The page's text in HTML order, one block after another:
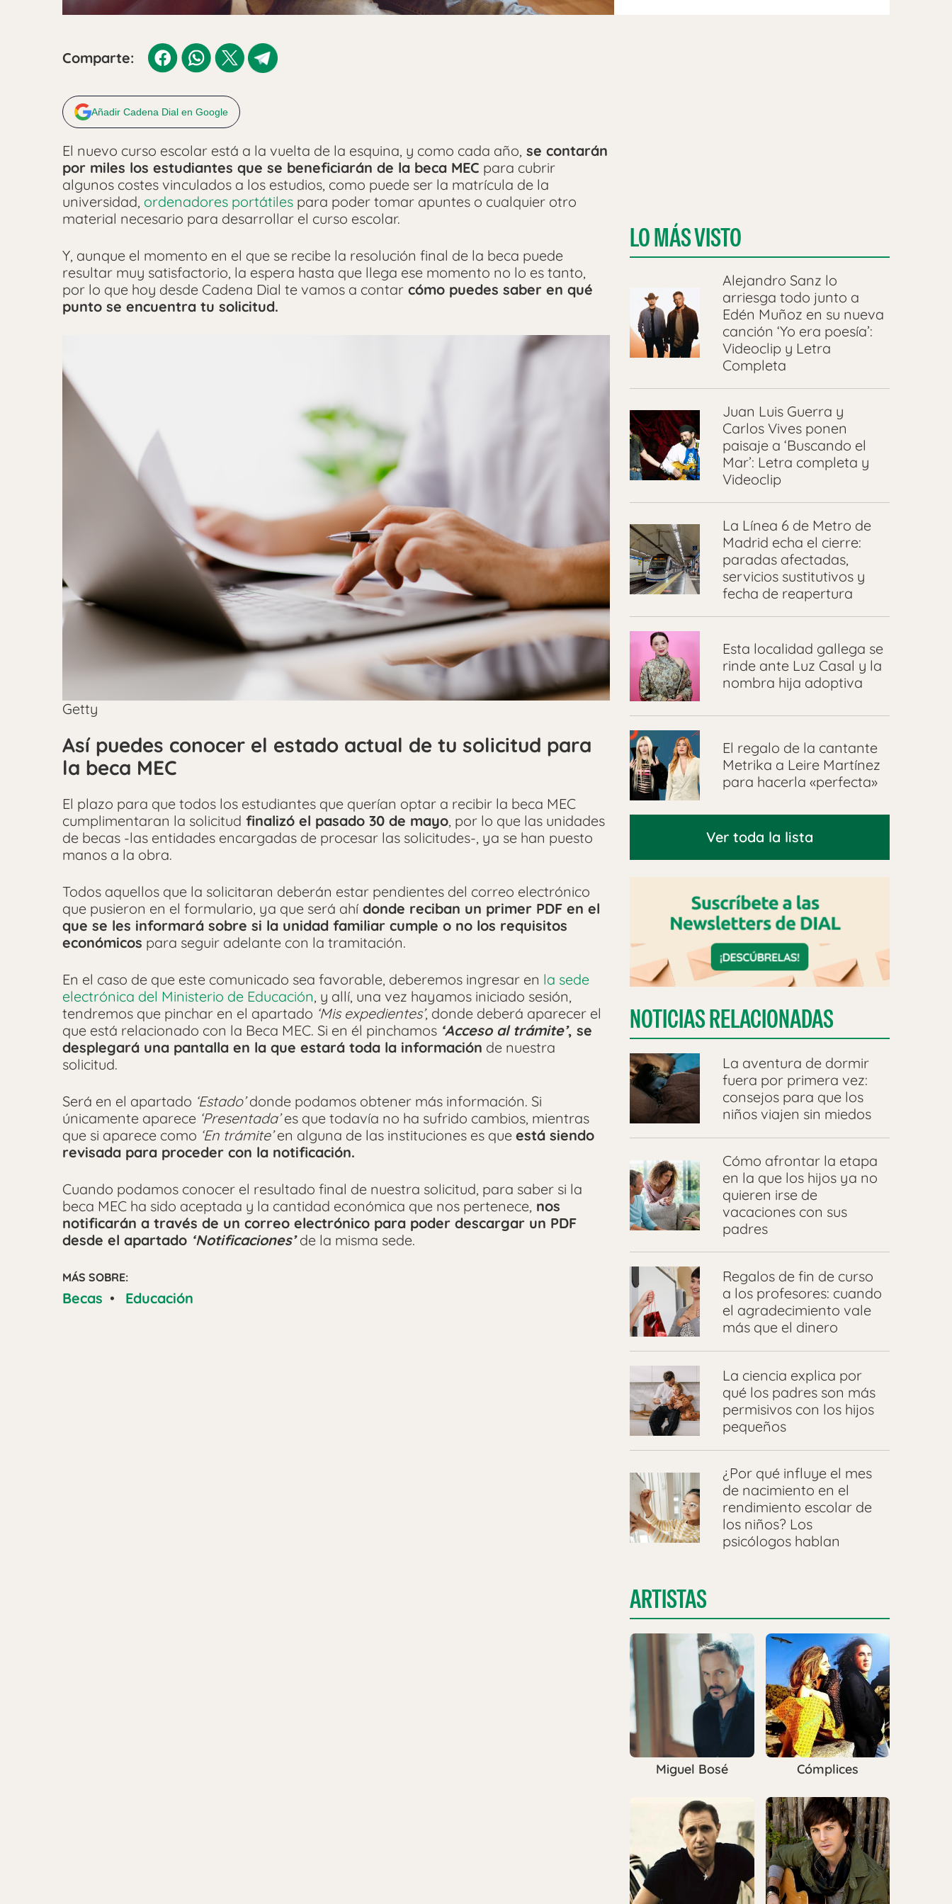
Comparte:
Añadir Cadena Dial en Google
El nuevo curso escolar está a la vuelta de la esquina, y como cada año, se contarán
por miles los estudiantes que se beneficiarán de la beca MEC para cubrir
algunos costes vinculados a los estudios, como puede ser la matrícula de la
universidad, ordenadores portátiles para poder tomar apuntes o cualquier otro
material necesario para desarrollar el curso escolar.
Y, aunque el momento en el que se recibe la resolución final de la beca puede
resultar muy satisfactorio, la espera hasta que llega ese momento no lo es tanto,
por lo que hoy desde Cadena Dial te vamos a contar cómo puedes saber en qué
punto se encuentra tu solicitud.
Getty
Así puedes conocer el estado actual de tu solicitud para
la beca MEC
El plazo para que todos los estudiantes que querían optar a recibir la beca MEC
cumplimentaran la solicitud finalizó el pasado 30 de mayo, por lo que las unidades
de becas -las entidades encargadas de procesar las solicitudes-, ya se han puesto
manos a la obra.
Todos aquellos que la solicitaran deberán estar pendientes del correo electrónico
que pusieron en el formulario, ya que será ahí donde reciban un primer PDF en el
que se les informará sobre si la unidad familiar cumple o no los requisitos
económicos para seguir adelante con la tramitación.
En el caso de que este comunicado sea favorable, deberemos ingresar en la sede
electrónica del Ministerio de Educación, y allí, una vez hayamos iniciado sesión,
tendremos que pinchar en el apartado ‘Mis expedientes’, donde deberá aparecer el
que está relacionado con la Beca MEC. Si en él pinchamos ‘Acceso al trámite’, se
desplegará una pantalla en la que estará toda la información de nuestra
solicitud.
Será en el apartado ‘Estado’donde podamos obtener más información. Si
únicamente aparece ‘Presentada’es que todavía no ha sufrido cambios, mientras
que si aparece como ‘En trámite’en alguna de las instituciones es que está siendo
revisada para proceder con la notificación.
Cuando podamos conocer el resultado final de nuestra solicitud, para saber si la
beca MEC ha sido aceptada y la cantidad económica que nos pertenece, nos
notificarán a través de un correo electrónico para poder descargar un PDF
desde el apartado ‘Notificaciones’de la misma sede.
MÁS SOBRE:
Becas • Educación
LO MÁS VISTO
Alejandro Sanz lo
arriesga todo junto a
Edén Muñoz en su nueva
canción ‘Yo era poesía’:
Videoclip y Letra
Completa
Juan Luis Guerra y
Carlos Vives ponen
paisaje a ‘Buscando el
Mar’: Letra completa y
Videoclip
La Línea 6 de Metro de
Madrid echa el cierre:
paradas afectadas,
servicios sustitutivos y
fecha de reapertura
Esta localidad gallega se
rinde ante Luz Casal y la
nombra hija adoptiva
El regalo de la cantante
Metrika a Leire Martínez
para hacerla «perfecta»
Ver toda la lista
NOTICIAS RELACIONADAS
La aventura de dormir
fuera por primera vez:
consejos para que los
niños viajen sin miedos
Cómo afrontar la etapa
en la que los hijos ya no
quieren irse de
vacaciones con sus
padres
Regalos de fin de curso
a los profesores: cuando
el agradecimiento vale
más que el dinero
La ciencia explica por
qué los padres son más
permisivos con los hijos
pequeños
¿Por qué influye el mes
de nacimiento en el
rendimiento escolar de
los niños? Los
psicólogos hablan
ARTISTAS
Miguel Bosé Cómplices